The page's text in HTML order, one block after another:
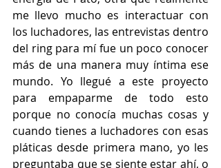
me llevo mucho es interactuar con
los luchadores, las entrevistas dentro
del ring para mí fue un poco conocer
más de una manera muy íntima ese
mundo. Yo llegué a este proyecto
para empaparme de todo esto
porque no conocía muchas cosas y
cuando tienes a luchadores con esas
pláticas desde primera mano, yo les
preguntaba que se siente estar ahí, o